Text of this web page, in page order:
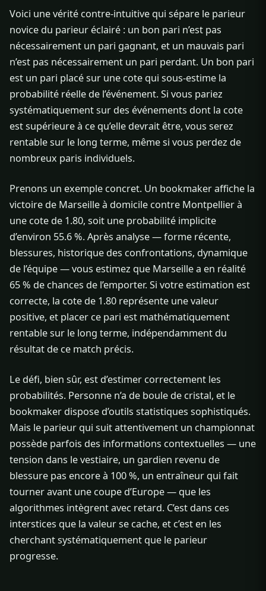
Voici une vérité contre-intuitive qui sépare le parieur
novice du parieur éclairé : un bon pari n’est pas
nécessairement un pari gagnant, et un mauvais pari
n’est pas nécessairement un pari perdant. Un bon pari
est un pari placé sur une cote qui sous-estime la
probabilité réelle de l’événement. Si vous pariez
systématiquement sur des événements dont la cote
est supérieure à ce qu’elle devrait être, vous serez
rentable sur le long terme, même si vous perdez de
nombreux paris individuels.
Prenons un exemple concret. Un bookmaker affiche la
victoire de Marseille à domicile contre Montpellier à
une cote de 1.80, soit une probabilité implicite
d’environ 55.6 %. Après analyse — forme récente,
blessures, historique des confrontations, dynamique
de l’équipe — vous estimez que Marseille a en réalité
65 % de chances de l’emporter. Si votre estimation est
correcte, la cote de 1.80 représente une valeur
positive, et placer ce pari est mathématiquement
rentable sur le long terme, indépendamment du
résultat de ce match précis.
Le défi, bien sûr, est d’estimer correctement les
probabilités. Personne n’a de boule de cristal, et le
bookmaker dispose d’outils statistiques sophistiqués.
Mais le parieur qui suit attentivement un championnat
possède parfois des informations contextuelles — une
tension dans le vestiaire, un gardien revenu de
blessure pas encore à 100 %, un entraîneur qui fait
tourner avant une coupe d’Europe — que les
algorithmes intègrent avec retard. C’est dans ces
interstices que la valeur se cache, et c’est en les
cherchant systématiquement que le parieur
progresse.